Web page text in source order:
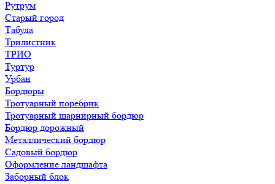
Рутрум
Старый город
Табула
Трилистник
ТРИО
Туртур
Урбан
Бордюры
Тротуарный поребрик
Тротуарный шарнирный бордюр
Бордюр дорожный
Металлический бордюр
Садовый бордюр
Оформление ландшафта
Заборный блок